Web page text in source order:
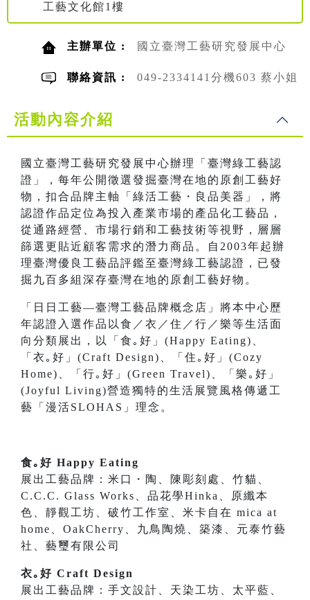
工藝文化館1樓
主辦單位 : 國立臺灣工藝研究發展中心
聯絡資訊 : 049-2334141分機603 蔡小姐
活動內容介紹
國立臺灣工藝研究發展中心辦理「臺灣綠工藝認
證」，每年公開徵選發掘臺灣在地的原創工藝好
物，扣合品牌主軸「綠活工藝・良品美器」，將
認證作品定位為投入產業市場的產品化工藝品，
從通路經營、市場行銷和工藝技術等視野，層層
篩選更貼近顧客需求的潛力商品。自2003年起辦
理臺灣優良工藝品評鑑至臺灣綠工藝認證，已發
掘九百多組深存臺灣在地的原創工藝好物。
「日日工藝—臺灣工藝品牌概念店」將本中心歷
年認證入選作品以食／衣／住／行／樂等生活面
向分類展出，以「食｡好」(Happy Eating)、
「衣｡好」(Craft Design)、「住｡好」(Cozy
Home)、「行｡好」(Green Travel)、「樂｡好」
(Joyful Living)營造獨特的生活展覽風格傳遞工
藝「漫活SLOHAS」理念。
食｡好 Happy Eating
展出工藝品牌：米口・陶、陳彫刻處、竹貓、
C.C.C. Glass Works、品花學Hinka、原纖本
色、靜觀工坊、破竹工作室、米卡自在 mica at
home、OakCherry、九鳥陶燒、築漆、元泰竹藝
社、藝璽有限公司
衣｡好 Craft Design
展出工藝品牌：手文設計、天染工坊、太平藍、